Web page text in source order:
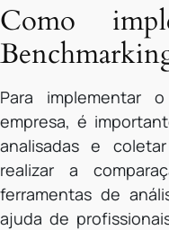
Como
Para implementar
empresa, é
analisadas e
realizar a
ferramentas de
ajuda de